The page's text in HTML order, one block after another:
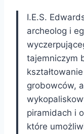
I.E.S.
archeolog i
tajemniczym
grobowców,
piramidach i
które